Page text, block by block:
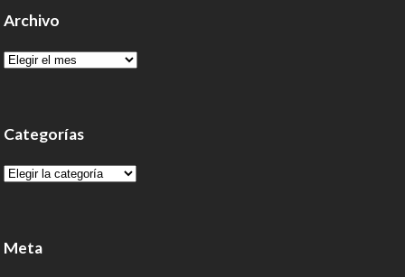
Archivo
Archivo
Categorías
Categorías
Meta